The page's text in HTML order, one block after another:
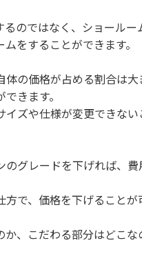
のではなく、ショール
をすることができます。
の価格が占める割合は
きます。
ズや仕様が変更できな
グレードを下げれば、
で、価格を下げることが
、こだわる部分はどこ